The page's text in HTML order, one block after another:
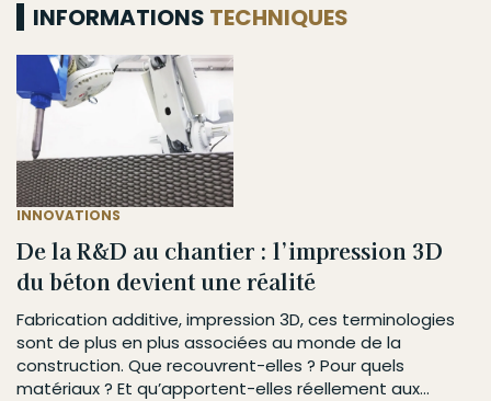
INFORMATIONS TECHNIQUES
INNOVATIONS
De la R&D au chantier : l’impression 3D
du béton devient une réalité
Fabrication additive, impression 3D, ces terminologies
sont de plus en plus associées au monde de la
construction. Que recouvrent-elles ? Pour quels
matériaux ? Et qu’apportent-elles réellement aux...